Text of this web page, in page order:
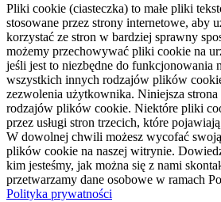
Pliki cookie (ciasteczka) to małe pliki
stosowane przez strony internetowe, aby
korzystać ze stron w bardziej sprawny
możemy przechowywać pliki cookie na
jeśli jest to niezbędne do funkcjonowania
wszystkich innych rodzajów plików
zezwolenia użytkownika. Niniejsza
rodzajów plików cookie. Niektóre pliki
przez usługi stron trzecich, które
W dowolnej chwili możesz wycofać
plików cookie na naszej witrynie.
kim jesteśmy, jak można się z nami
przetwarzamy dane osobowe w ramach
Polityka prywatności